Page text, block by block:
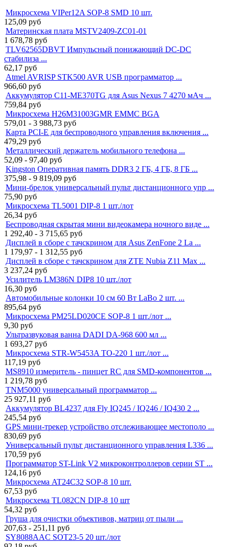
Микросхема VIPer12A SOP-8 SMD 10 шт.
125,09 руб
Материнская плата MSTV2409-ZC01-01
1 678,78 руб
TLV62565DBVT Импульсный понижающий DC-DC
стабилиза ...
62,17 руб
Atmel AVRISP STK500 AVR USB программатор ...
966,60 руб
Аккумулятор C11-ME370TG для Asus Nexus 7 4270 мАч ...
759,84 руб
Микросхема H26M31003GMR EMMC BGA
579,01 - 3 988,73 руб
Карта PCI-E для беспроводного управления включения ...
479,29 руб
Металлический держатель мобильного телефона ...
52,09 - 97,40 руб
Kingston Оперативная память DDR3 2 ГБ, 4 ГБ, 8 ГБ ...
375,98 - 9 819,09 руб
Мини-брелок универсальный пульт дистанционного упр ...
75,90 руб
Микросхема TL5001 DIP-8 1 шт./лот
26,34 руб
Беспроводная скрытая мини видеокамера ночного виде ...
1 292,40 - 3 715,65 руб
Дисплей в сборе с тачскрином для Asus ZenFone 2 La ...
1 179,97 - 1 312,55 руб
Дисплей в сборе с тачскрином для ZTE Nubia Z11 Max ...
3 237,24 руб
Усилитель LM386N DIP8 10 шт./лот
16,30 руб
Автомобильные колонки 10 см 60 Вт LaBo 2 шт. ...
895,64 руб
Микросхема PM25LD020CE SOP-8 1 шт./лот ...
9,30 руб
Ультразвуковая ванна DADI DA-968 600 мл ...
1 693,27 руб
Микросхема STR-W5453A TO-220 1 шт./лот ...
117,19 руб
MS8910 измеритель - пинцет RC для SMD-компонентов ...
1 219,78 руб
TNM5000 универсальный программатор ...
25 927,11 руб
Аккумулятор BL4237 для Fly IQ245 / IQ246 / IQ430 2 ...
245,54 руб
GPS мини-трекер устройство отслеживающее местополо ...
830,69 руб
Универсальный пульт дистанционного управления L336 ...
170,59 руб
Программатор ST-Link V2 микроконтроллеров серии ST ...
124,16 руб
Микросхема AT24C32 SOP-8 10 шт.
67,53 руб
Микросхема TL082CN DIP-8 10 шт
54,32 руб
Груша для очистки объективов, матриц от пыли ...
207,63 - 251,11 руб
SY8088AAC SOT23-5 20 шт./лот